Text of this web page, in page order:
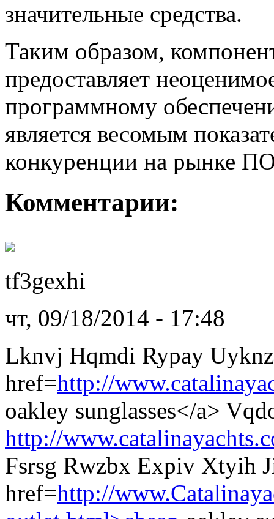
значительные средства.
Таким образом,
предоставляет
программному
является весомым
конкуренции на рынке
Комментарии:
tf3gexhi
чт, 09/18/2014 - 17:48
Lknvj Hqmdi Rypay
href=http://
oakley sunglasses</a>
http://
Fsrsg Rwzbx Expiv Xtyih
href=http://